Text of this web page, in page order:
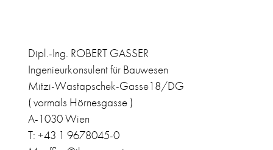
Dipl.-Ing. ROBERT GASSER
Ingenieurkonsulent für Bauwesen
Mitzi-Wastapschek-Gasse18/DG
( vormals Hörnesgasse )
A-1030 Wien
T: +43 1 9678045-0